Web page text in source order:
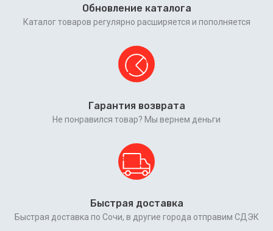
Обновление каталога
Каталог товаров регулярно расширяется и пополняется
Гарантия возврата
Не понравился товар? Мы вернем деньги
Быстрая доставка
Быстрая доставка по Сочи, в другие города отправим СДЭК